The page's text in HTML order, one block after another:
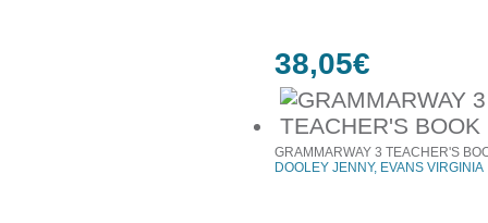
38,05€
GRAMMARWAY 3 TEACHER'S
DOOLEY JENNY, EVANS VIRGINIA